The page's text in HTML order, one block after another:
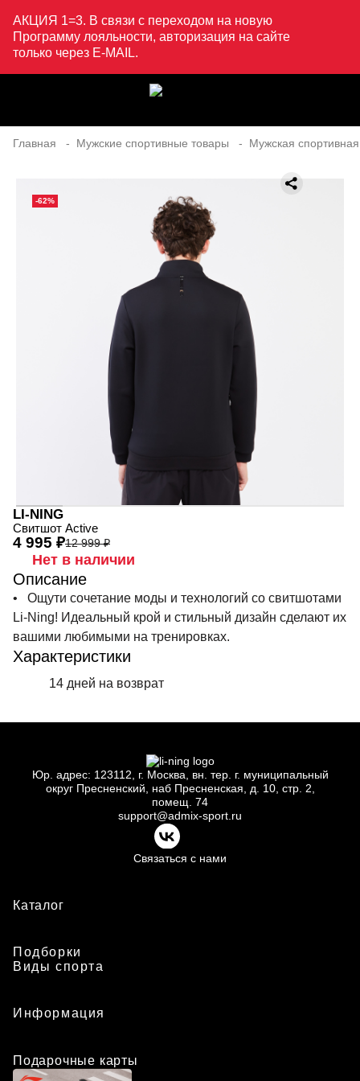
АКЦИЯ 1=3. В связи с переходом на новую
Программу лояльности, авторизация на сайте
только через E-MAIL.
Главная Мужские спортивные товары Мужская
-62%
LI-NING
Свитшот Active
12 999 ₽
4 995 ₽
Нет в наличии
Описание
• Ощути сочетание моды и технологий со свитшотами
Li-Ning! Идеальный крой и стильный дизайн сделают их
вашими любимыми на тренировках.
Характеристики
14 дней на возврат
Юр. адрес: 123112, г. Москва, вн. тер. г. муниципальный
округ Пресненский, наб Пресненская, д. 10, стр. 2,
помещ. 74
support@admix-sport.ru
Связаться с нами
Каталог
Подборки
Виды спорта
Информация
Подарочные карты